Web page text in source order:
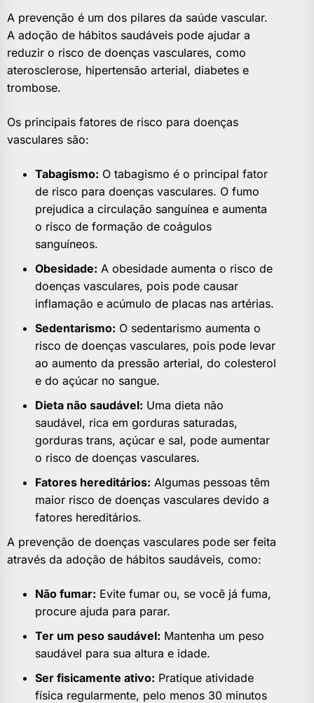
A prevenção é um dos pilares da saúde vascular.
A adoção de hábitos saudáveis pode ajudar a
reduzir o risco de doenças vasculares, como
aterosclerose, hipertensão arterial, diabetes e
trombose.
Os principais fatores de risco para doenças
vasculares são:
Tabagismo: O tabagismo é o principal fator
de risco para doenças vasculares. O fumo
prejudica a circulação sanguínea e aumenta
o risco de formação de coágulos
sanguíneos.
Obesidade: A obesidade aumenta o risco de
doenças vasculares, pois pode causar
inflamação e acúmulo de placas nas artérias.
Sedentarismo: O sedentarismo aumenta o
risco de doenças vasculares, pois pode levar
ao aumento da pressão arterial, do colesterol
e do açúcar no sangue.
Dieta não saudável: Uma dieta não
saudável, rica em gorduras saturadas,
gorduras trans, açúcar e sal, pode aumentar
o risco de doenças vasculares.
Fatores hereditários: Algumas pessoas têm
maior risco de doenças vasculares devido a
fatores hereditários.
A prevenção de doenças vasculares pode ser feita
através da adoção de hábitos saudáveis, como:
Não fumar: Evite fumar ou, se você já fuma,
procure ajuda para parar.
Ter um peso saudável: Mantenha um peso
saudável para sua altura e idade.
Ser fisicamente ativo: Pratique atividade
física regularmente, pelo menos 30 minutos